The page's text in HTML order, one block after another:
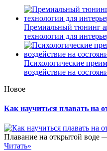
Премиальный тюнинг
технологии для
Психологические
воздействие на
Новое
Как научиться плавать на
Плавание на открытой воде
Читать»